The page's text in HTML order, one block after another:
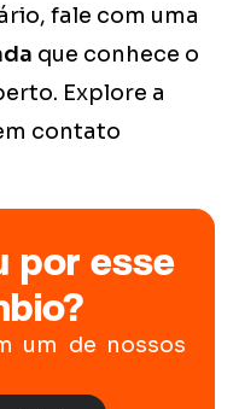
fale com uma
que conhece o
Explore a
contato
por esse
um de nossos